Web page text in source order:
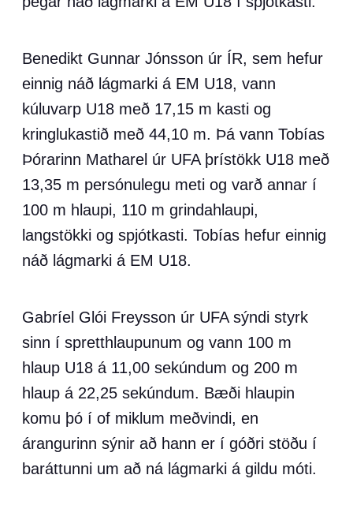
Benedikt Gunnar Jónsson úr ÍR, sem hefur
einnig náð lágmarki á EM U18, vann
kúluvarp U18 með 17,15 m kasti og
kringlukastið með 44,10 m. Þá vann Tobías
Þórarinn Matharel úr UFA þrístökk U18 með
13,35 m persónulegu meti og varð annar í
100 m hlaupi, 110 m grindahlaupi,
langstökki og spjótkasti. Tobías hefur einnig
náð lágmarki á EM U18.
Gabríel Glói Freysson úr UFA sýndi styrk
sinn í spretthlaupunum og vann 100 m
hlaup U18 á 11,00 sekúndum og 200 m
hlaup á 22,25 sekúndum. Bæði hlaupin
komu þó í of miklum meðvindi, en
árangurinn sýnir að hann er í góðri stöðu í
baráttunni um að ná lágmarki á gildu móti.